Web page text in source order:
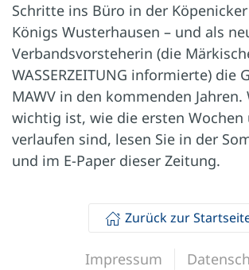
Schritte ins Büro in der
Königs Wusterhausen – und als
Verbandsvorsteherin (die
WASSERZEITUNG informierte) die
MAWV in den kommenden Jahren.
wichtig ist, wie die ersten Wochen
verlaufen sind, lesen Sie in der
und im E-Paper dieser Zeitung.
Zurück zur
Impressum